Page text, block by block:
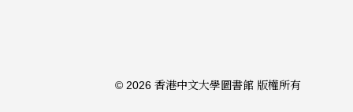
© 2026 香港中文大學圖書館 版權所有